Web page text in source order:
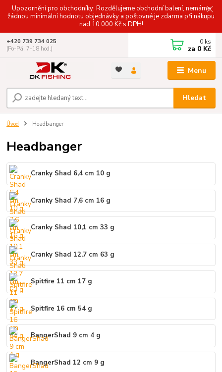
Upozornění pro obchodníky: Rozdělujeme obchodní balení, nemáme
žádnou minimální hodnotu objednávky a poštovné je zdarma při nákupu
nad 10 000 Kč s DPH!
Menu
Hledat
+420 739 734 025
(Po-Pá, 7-18 hod.)
0 ks
za 0 Kč
Úvod Headbanger
Headbanger
Cranky Shad 6,4 cm 10 g
Cranky Shad 7,6 cm 16 g
Cranky Shad 10,1 cm 33 g
Cranky Shad 12,7 cm 63 g
Spitfire 11 cm 17 g
Spitfire 16 cm 54 g
BangerShad 9 cm 4 g
BangerShad 12 cm 9 g